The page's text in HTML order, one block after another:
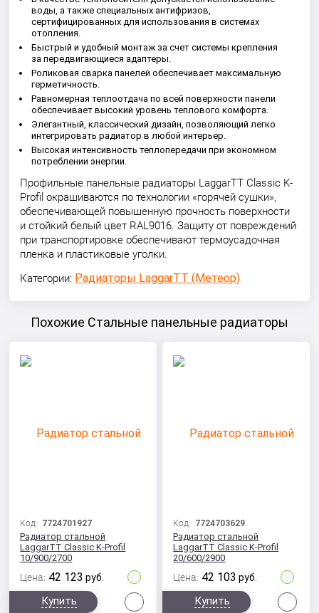
воды, а также специальных антифризов,
сертифицированных для использования в системах
отопления.
Быстрый и удобный монтаж за счет системы крепления
за передвигающиеся адаптеры.
Роликовая сварка панелей обеспечивает максимальную
герметичность.
Равномерная теплоотдача по всей поверхности панели
обеспечивает высокий уровень теплового комфорта.
Элегантный, классический дизайн, позволяющий легко
интегрировать радиатор в любой интерьер.
Высокая интенсивность теплопередачи при экономном
потреблении энергии.
Профильные панельные радиаторы LaggarTT Classic K-
Profil окрашиваются по технологии «горячей сушки»,
обеспечивающей повышенную прочность поверхности
и стойкий белый цвет RAL9016. Защиту от повреждений
при транспортировке обеспечивают термоусадочная
пленка и пластиковые уголки.
Категории: Радиаторы LaggarTT (Метеор)
Похожие Стальные панельные радиаторы
Код: 7724701927
Радиатор стальной
LaggarTT Classic K-Profil
10/900/2700
Цена: 42 123 руб.
Купить
Код: 7724703629
Радиатор стальной
LaggarTT Classic K-Profil
20/600/2900
Цена: 42 103 руб.
Купить